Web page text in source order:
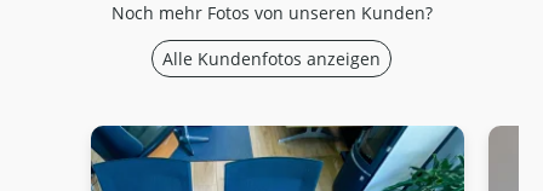
Noch mehr Fotos von unseren Kunden?
Alle Kundenfotos anzeigen